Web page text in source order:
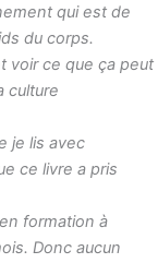
qui est de
du corps.
voir ce que ça peut
culture
je lis avec
ce livre a pris
formation à
Donc aucun